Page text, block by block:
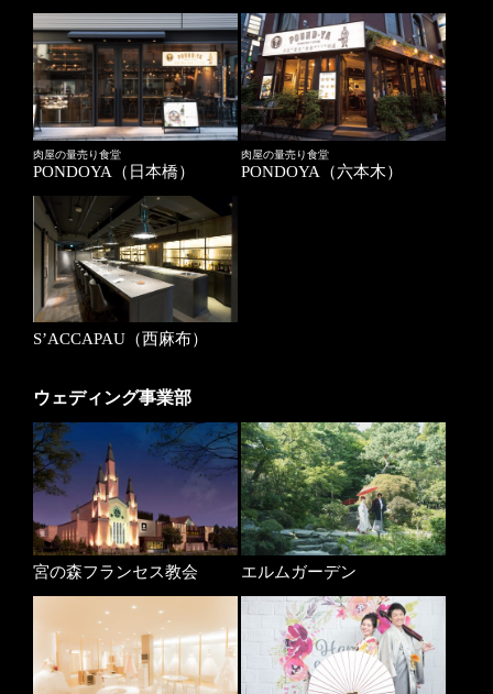
肉屋の量売り食堂
PONDOYA（日本橋）
肉屋の量売り食堂
PONDOYA（六本木）
S’ACCAPAU（西麻布）
ウェディング事業部
宮の森フランセス教会 エルムガーデン